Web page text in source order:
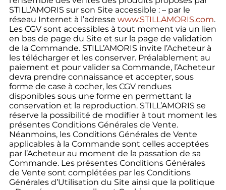
STILL’AMORIS sur son Site accessible : – par le
réseau Internet à l’adresse www.STILLAMORIS.com.
Les CGV sont accessibles à tout moment via un lien
en bas de page du Site et sur la page de validation
de la Commande. STILL’AMORIS invite l’Acheteur à
les télécharger et les conserver. Préalablement au
paiement et pour valider sa Commande, l’Acheteur
devra prendre connaissance et accepter, sous
forme de case à cocher, les CGV rendues
disponibles sous une forme en permettant la
conservation et la reproduction. STILL’AMORIS se
réserve la possibilité de modifier à tout moment les
présentes Conditions Générales de Vente.
Néanmoins, les Conditions Générales de Vente
applicables à la Commande sont celles acceptées
par l’Acheteur au moment de la passation de sa
Commande. Les présentes Conditions Générales
de Vente sont complétées par les Conditions
Générales d’Utilisation du Site ainsi que la politique